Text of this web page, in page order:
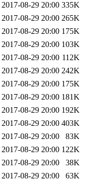
2017-08-29 20:00 335K
2017-08-29 20:00 265K
2017-08-29 20:00 175K
2017-08-29 20:00 103K
2017-08-29 20:00 112K
2017-08-29 20:00 242K
2017-08-29 20:00 175K
2017-08-29 20:00 181K
2017-08-29 20:00 192K
2017-08-29 20:00 403K
2017-08-29 20:00
83K
2017-08-29 20:00 122K
2017-08-29 20:00
38K
2017-08-29 20:00
63K